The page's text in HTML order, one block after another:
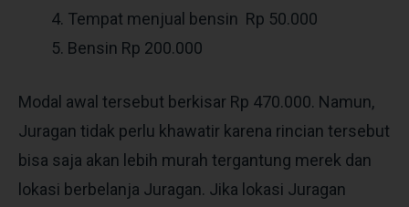
Tempat menjual bensin Rp 50.000
Bensin Rp 200.000
Modal awal tersebut berkisar Rp 470.000. Namun,
Juragan tidak perlu khawatir karena rincian tersebut
bisa saja akan lebih murah tergantung merek dan
lokasi berbelanja Juragan. Jika lokasi Juragan